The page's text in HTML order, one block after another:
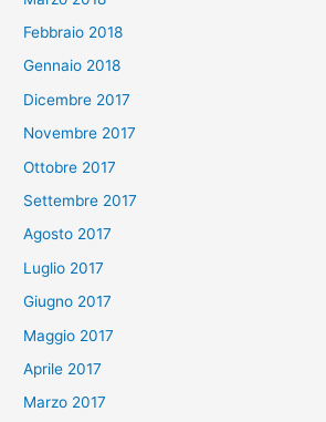
Febbraio 2018
Gennaio 2018
Dicembre 2017
Novembre 2017
Ottobre 2017
Settembre 2017
Agosto 2017
Luglio 2017
Giugno 2017
Maggio 2017
Aprile 2017
Marzo 2017